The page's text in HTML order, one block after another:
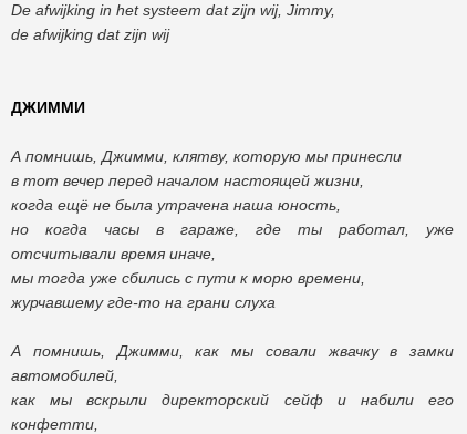
De afwijking in het systeem dat zijn wij, Jimmy,
de afwijking dat zijn wij
ДЖИММИ
А помнишь, Джимми, клятву, которую мы принесли
в тот вечер перед началом настоящей жизни,
когда ещё не была утрачена наша юность,
но когда часы в гараже, где ты работал, уже
отсчитывали время иначе,
мы тогда уже сбились с пути к морю времени,
журчавшему где-то на грани слуха
А помнишь, Джимми, как мы совали жвачку в замки
автомобилей,
как мы вскрыли директорский сейф и набили его
конфетти,